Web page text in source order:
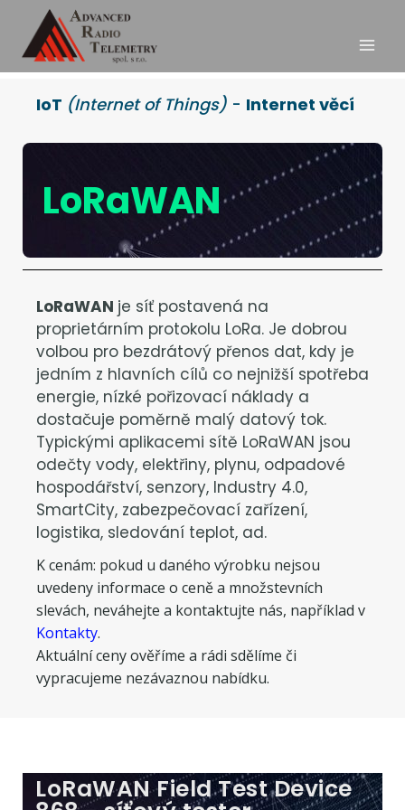
IoT (Internet of Things) - Internet věcí
LoRaWAN
LoRaWAN je síť postavená na
proprietárním protokolu LoRa. Je dobrou
volbou pro bezdrátový přenos dat, kdy je
jedním z hlavních cílů co nejnižší spotřeba
energie, nízké pořizovací náklady a
dostačuje poměrně malý datový tok.
Typickými aplikacemi sítě LoRaWAN jsou
odečty vody, elektřiny, plynu, odpadové
hospodářství, senzory, Industry 4.0,
SmartCity, zabezpečovací zařízení,
logistika, sledování teplot, ad.
K cenám: pokud u daného výrobku nejsou
uvedeny informace o ceně a množstevních
slevách, neváhejte a kontaktujte nás, například v
Kontakty.
Aktuální ceny ověříme a rádi sdělíme či
vypracujeme nezávaznou nabídku.
LoRaWAN Field Test Device